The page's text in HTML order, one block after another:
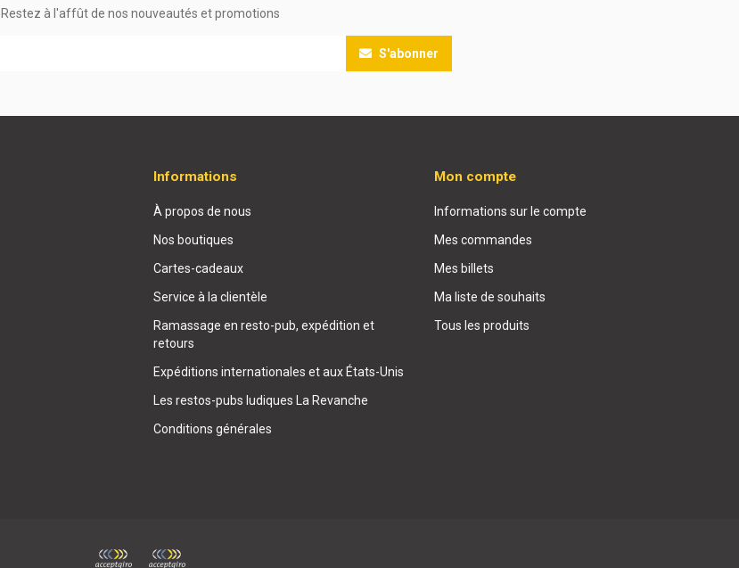
Restez à l'affût de nos nouveautés et promotions
S'abonner
Informations
À propos de nous
Nos boutiques
Cartes-cadeaux
Service à la clientèle
Ramassage en resto-pub, expédition et
retours
Expéditions internationales et aux États-Unis
Les restos-pubs ludiques La Revanche
Conditions générales
Mon compte
Informations sur le compte
Mes commandes
Mes billets
Ma liste de souhaits
Tous les produits